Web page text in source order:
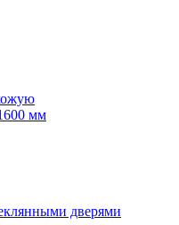
мм
дверями